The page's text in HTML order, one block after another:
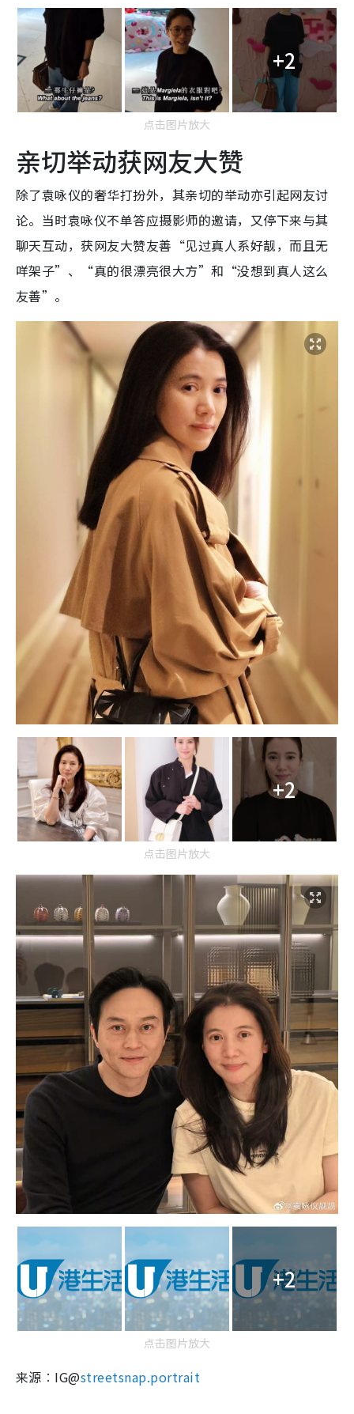
+2
点击图片放大
亲切举动获网友大赞
除了袁咏仪的奢华打扮外，其亲切的举动亦引起网友讨
论。当时袁咏仪不单答应摄影师的邀请，又停下来与其
聊天互动，获网友大赞友善“见过真人系好靓，而且无
咩架子”、“真的很漂亮很大方”和“没想到真人这么
友善”。
+2
点击图片放大
+2
点击图片放大
来源︰IG@streetsnap.portrait